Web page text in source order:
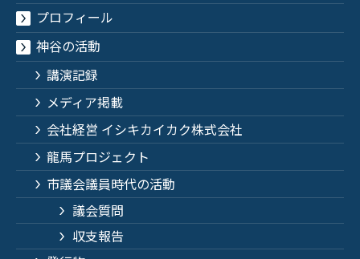
プロフィール
神谷の活動
講演記録
メディア掲載
会社経営 イシキカイカク株式会社
龍馬プロジェクト
市議会議員時代の活動
議会質問
収支報告